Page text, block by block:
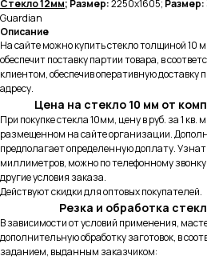
Стекло 12мм; Размер:2250х1605; Размер:
Guardian
Описание
На сайте можно купить стекло толщиной 10
обеспечит поставку партии товара, в
клиентом, обеспечив оперативную доставку
адресу.
Цена на стекло 10 мм от
При покупке стекла 10мм, цену в руб. за 1 кв.
размещенном на сайте организации.
предполагает определенную доплату.
миллиметров, можно по телефонному
другие условия заказа.
Действуют скидки для оптовых покупателей.
Резка и обработка
В зависимости от условий применения,
дополнительную обработку заготовок, в
заданием, выданным заказчиком: